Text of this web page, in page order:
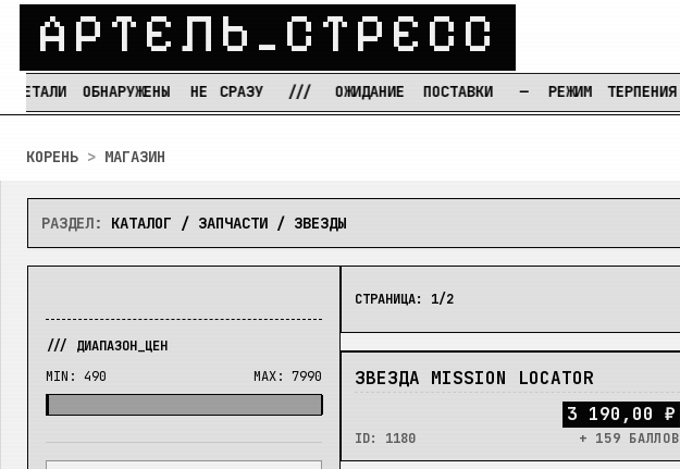
АРТЕЛЬ_СТРЕСС
ОБНАРУЖЕНЫ НЕ СРАЗУ /// ОЖИДАНИЕ ПОСТАВКИ — РЕЖИМ ТЕРПЕНИЯ ///
КОРЕНЬ > МАГАЗИН
РАЗДЕЛ: КАТАЛОГ / ЗАПЧАСТИ / ЗВЕЗДЫ
/// ДИАПАЗОН_ЦЕН
MIN: 490 MAX: 7990
СТРАНИЦА: 1/2
В_НАЛИЧИИ
ЗВЕЗДА MISSION LOCATOR
ID: 1180
3 190,00 ₽
+ 159 БАЛЛОВ